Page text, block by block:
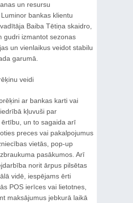
un resursu
bankas klientu
Baiba Tētiņa skaidro,
gudri izmantot sezonas
un vienlaikus veidot stabilu
garumā.
veidi
ar bankas karti vai
kļuvuši par
un to sagaida arī
preces vai pakalpojumus
vietās, pop-up
pasākumos. Arī
norit ārpus pilsētas
vidē, iespējams ērti
POS ierīces vai lietotnes,
maksājumus jebkurā laikā